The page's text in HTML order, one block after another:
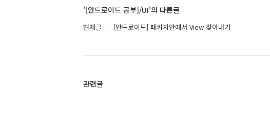
'[안드로이드 공부]/UI'의 다른글
현재글 [안드로이드] 패키지안에서 View 찾아내기
관련글